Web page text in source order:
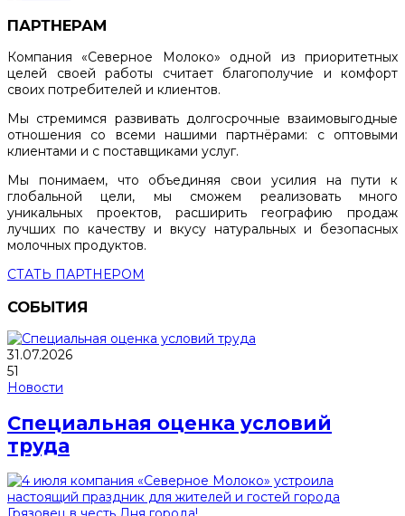
ПАРТНЕРАМ
Компания «Северное Молоко» одной из приоритетных
целей своей работы считает благополучие и комфорт
своих потребителей и клиентов.
Мы стремимся развивать долгосрочные взаимовыгодные
отношения со всеми нашими партнёрами: с оптовыми
клиентами и с поставщиками услуг.
Мы понимаем, что объединяя свои усилия на пути к
глобальной цели, мы сможем реализовать много
уникальных проектов, расширить географию продаж
лучших по качеству и вкусу натуральных и безопасных
молочных продуктов.
СТАТЬ ПАРТНЕРОМ
СОБЫТИЯ
31.07.2026
51
Новости
Специальная оценка условий
труда